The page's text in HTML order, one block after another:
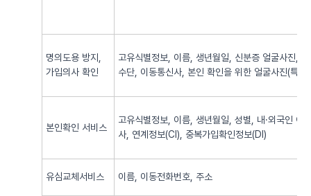
명의도용 방지,
가입의사 확인
고유식별정보, 이름, 생년월일, 신분증 얼굴사진,
수단, 이동통신사, 본인 확인을 위한 얼굴사진(특징
본인확인 서비스
고유식별정보, 이름, 생년월일, 성별, 내·외국인
사, 연계정보(CI), 중복가입확인정보(DI)
유심교체서비스 이름, 이동전화번호, 주소